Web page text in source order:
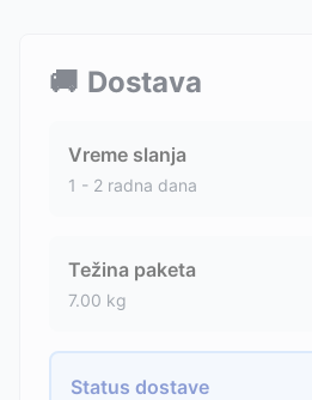
🚚 Dostava
Vreme slanja
1 - 2 radna dana
Težina paketa
7.00 kg
Status dostave